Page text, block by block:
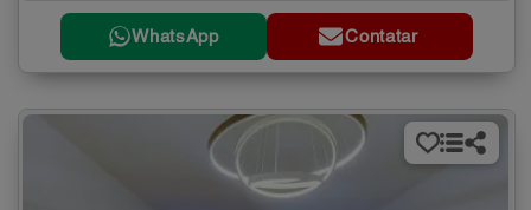
WhatsApp Contatar